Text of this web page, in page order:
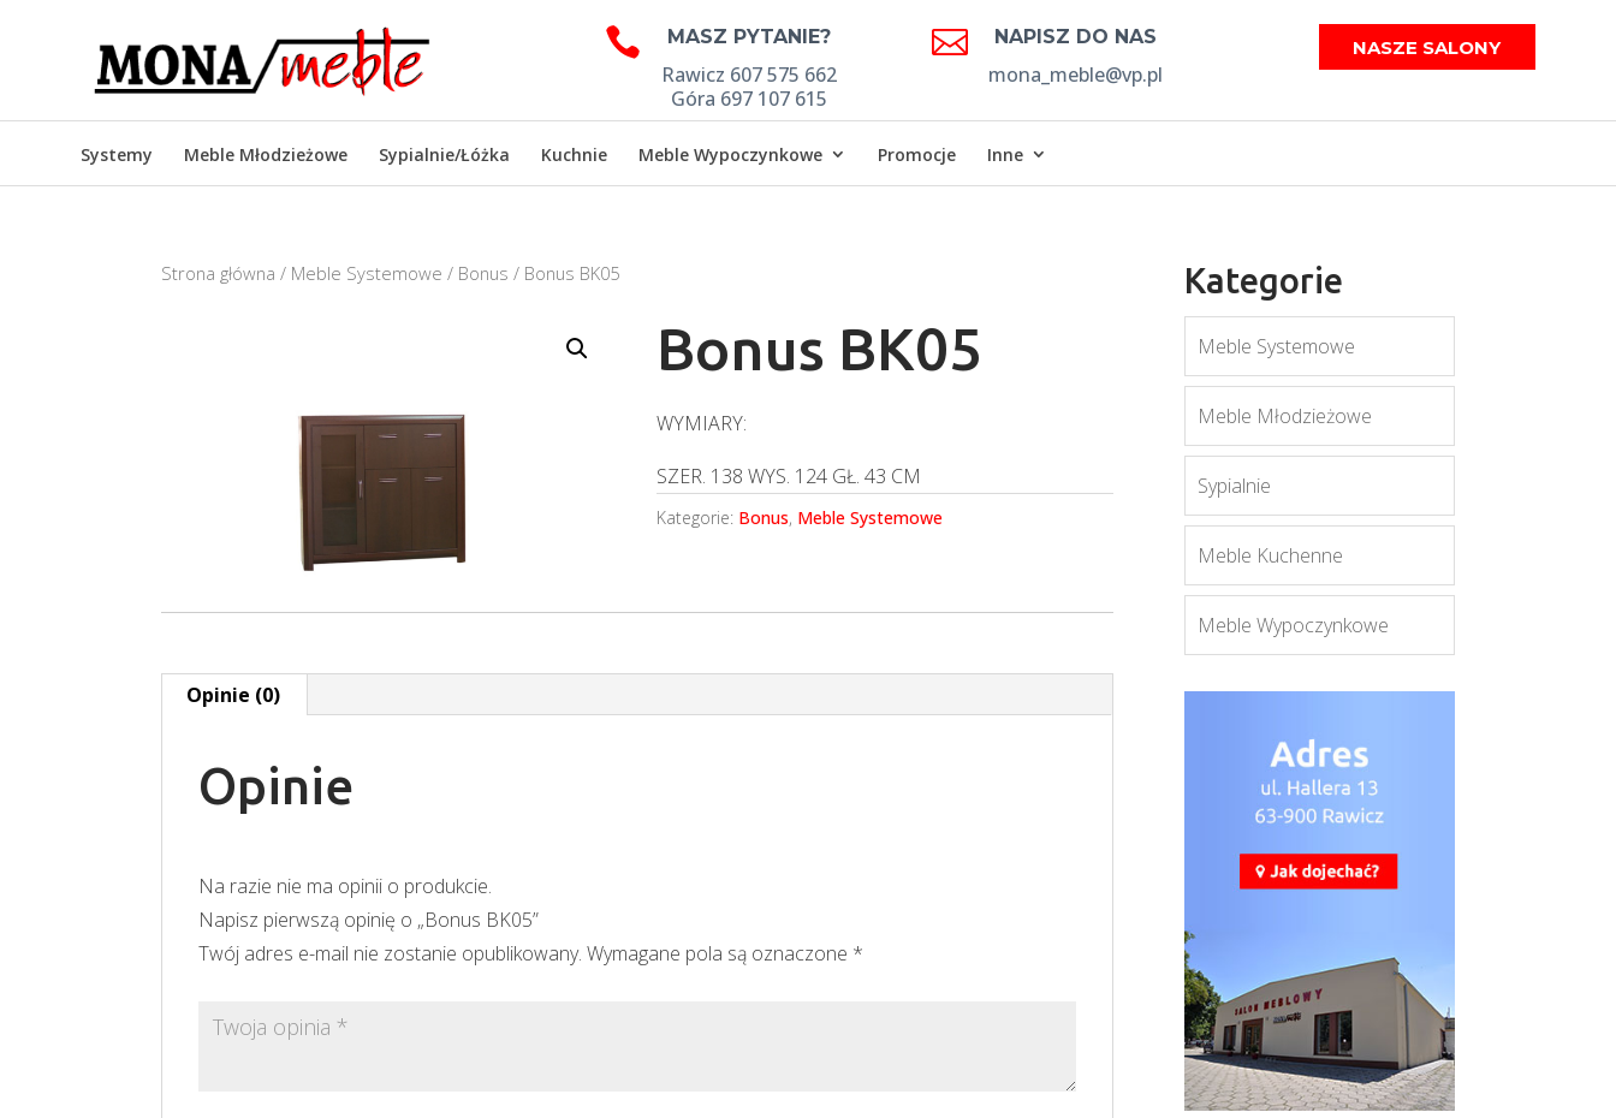
 MASZ PYTANIE?
Rawicz 607 575 662
Góra 697 107 615
 NAPISZ DO NAS
mona_meble@vp.pl
NASZE SALONY
Systemy Meble Młodzieżowe Sypialnie/Łóżka Kuchnie Meble Wypoczynkowe Promocje Inne
Strona główna / Meble Systemowe / Bonus / Bonus BK05
Bonus BK05
WYMIARY:
SZER. 138 WYS. 124 GŁ. 43 CM
Kategorie: Bonus, Meble Systemowe
Opinie (0)
Opinie
Na razie nie ma opinii o produkcie.
Napisz pierwszą opinię o „Bonus BK05”
Twój adres e-mail nie zostanie opublikowany. Wymagane pola są oznaczone *
Kategorie
Meble Systemowe
Meble Młodzieżowe
Sypialnie
Meble Kuchenne
Meble Wypoczynkowe